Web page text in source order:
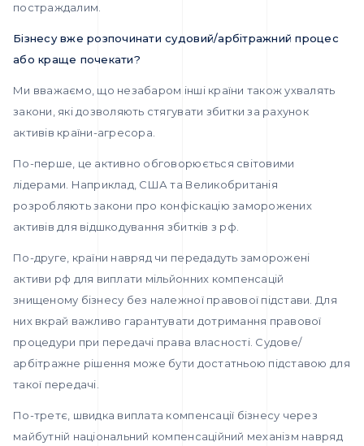
постраждалим.
Бізнесу вже розпочинати судовий/арбітражний процес
або краще почекати?
Ми вважаємо, що незабаром інші країни також ухвалять
закони, які дозволяють стягувати збитки за рахунок
активів країни-агресора.
По-перше, це активно обговорюється світовими
лідерами. Наприклад, США та Великобританія
розробляють закони про конфіскацію заморожених
активів для відшкодування збитків з рф.
По-друге, країни навряд чи передадуть заморожені
активи рф для виплати мільйонних компенсацій
знищеному бізнесу без належної правової підстави. Для
них вкрай важливо гарантувати дотримання правової
процедури при передачі права власності. Судове/
арбітражне рішення може бути достатньою підставою для
такої передачі.
По-третє, швидка виплата компенсації бізнесу через
майбутній національний компенсаційний механізм навряд